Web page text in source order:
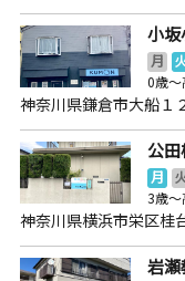
小坂
月
0歳～
神奈川県鎌倉市大船
公田
月
3歳～
神奈川県横浜市栄区桂
岩瀬